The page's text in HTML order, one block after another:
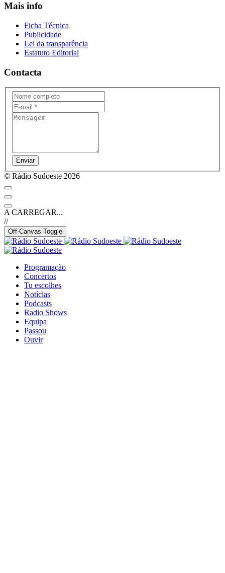
Mais info
Ficha Técnica
Publicidade
Lei da transparência
Estatuto Editorial
Contacta
Enviar
© Rádio Sudoeste 2026
A CARREGAR...
//
Off-Canvas Toggle
Programação
Concertos
Tu escolhes
Notícias
Podcasts
Radio Shows
Equipa
Passou
Ouvir